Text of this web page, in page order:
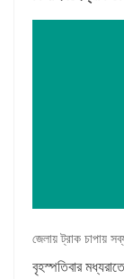
জেলায় ট্রাক চাপায়
বৃহস্পতিবার